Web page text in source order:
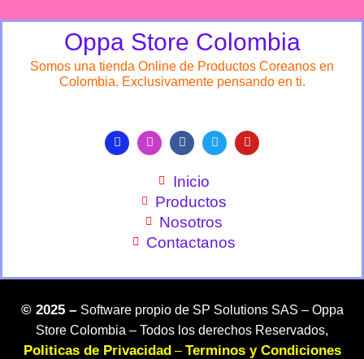
Oppa Store Colombia
Somos una tienda Online de Productos Coreanos en
Colombia. Exclusivamente pensando en ti.
Inicio
Productos
Nosotros
Contactanos
©2025 – Software propio de SP Solutions SAS – Oppa
Store Colombia – Todos los derechos Reservados,
Politicas de Privacidad – Terminos y Condiciones